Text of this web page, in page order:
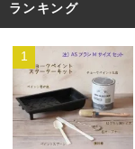
ランキング
1